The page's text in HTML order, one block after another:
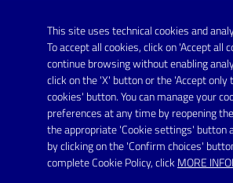
This site uses technical cookies and
To accept all cookies, click on 'Accept all
continue browsing without enabling
click on the 'X' button or the 'Accept only
cookies' button. You can manage your
preferences at any time by reopening
the appropriate 'Cookie settings' button
by clicking on the 'Confirm choices'
complete Cookie Policy, click MORE
URP - Ufficio Relazioni con il Pubblico
FOLLOW US ON
Youtube
Link utili
Informativa privacy